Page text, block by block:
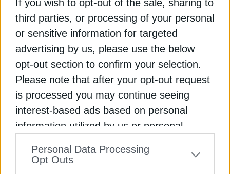
If you wish to opt-out of the sale, sharing to
third parties, or processing of your personal
or sensitive information for targeted
advertising by us, please use the below
opt-out section to confirm your selection.
Please note that after your opt-out request
is processed you may continue seeing
interest-based ads based on personal
information utilized by us or personal
to your opt-out. You may separately opt-out
Personal Data Processing
Opt Outs
Διαβάστε ακόμη
Καύσιμα: Αποκαλυπτήρια για έρευνα του ΕΜΠ
σχετικά με την παραβατικότητα
ΑΑΔΕ: Μπλόκο σε πλοίο στο λιμάνι του Βόλου με
12.300 λίτρα λαθραίων καυσίμων
Πυρκαγιά σε εγκατάσταση αποθήκευσης καυσίμων